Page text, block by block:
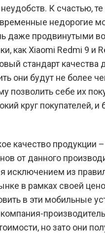
К счастью,
недорогие
даже продвинутыми
как Xiaomi Redmi 9 и
стандарт качества
они будут не более
позволить себе их
круг покупателей, и
качество продукции
от данного
исключением из
в рамках своей
в эти мобильные
но зато они